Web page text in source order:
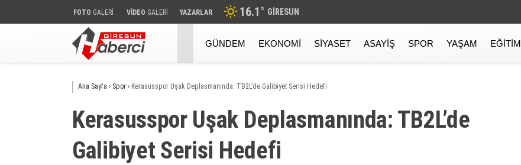
FOTO GALERİ VİDEO GALERİ YAZARLAR 16.1° GIRESUN
GÜNDEM EKONOMI SIYASET ASAYIŞ SPOR YAŞAM EĞITIM
Ana Sayfa › Spor › Kerasusspor Uşak Deplasmanında: TB2L’de Galibiyet Serisi Hedefi
Kerasusspor Uşak Deplasmanında: TB2L’de
Galibiyet Serisi Hedefi